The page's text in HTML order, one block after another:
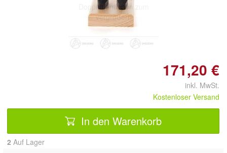
Doppelt antippen zum
vergrößern
171,20 €
inkl. MwSt.
Kostenloser Versand
In den Warenkorb
2 Auf Lager